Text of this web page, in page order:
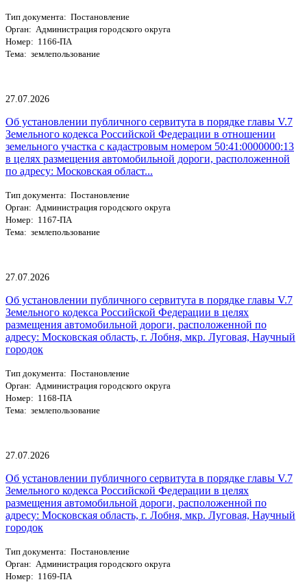
Тип документа: Постановление
Орган: Администрация городского округа
Номер: 1166-ПА
Тема: землепользование
27.07.2026
Об установлении публичного сервитута в порядке главы V.7
Земельного кодекса Российской Федерации в отношении
земельного участка с кадастровым номером 50:41:0000000:13
в целях размещения автомобильной дороги, расположенной
по адресу: Московская област...
Тип документа: Постановление
Орган: Администрация городского округа
Номер: 1167-ПА
Тема: землепользование
27.07.2026
Об установлении публичного сервитута в порядке главы V.7
Земельного кодекса Российской Федерации в целях
размещения автомобильной дороги, расположенной по
адресу: Московская область, г. Лобня, мкр. Луговая, Научный
городок
Тип документа: Постановление
Орган: Администрация городского округа
Номер: 1168-ПА
Тема: землепользование
27.07.2026
Об установлении публичного сервитута в порядке главы V.7
Земельного кодекса Российской Федерации в целях
размещения автомобильной дороги, расположенной по
адресу: Московская область, г. Лобня, мкр. Луговая, Научный
городок
Тип документа: Постановление
Орган: Администрация городского округа
Номер: 1169-ПА